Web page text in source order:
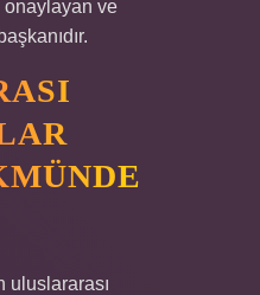
onaylayan ve
uluslararası